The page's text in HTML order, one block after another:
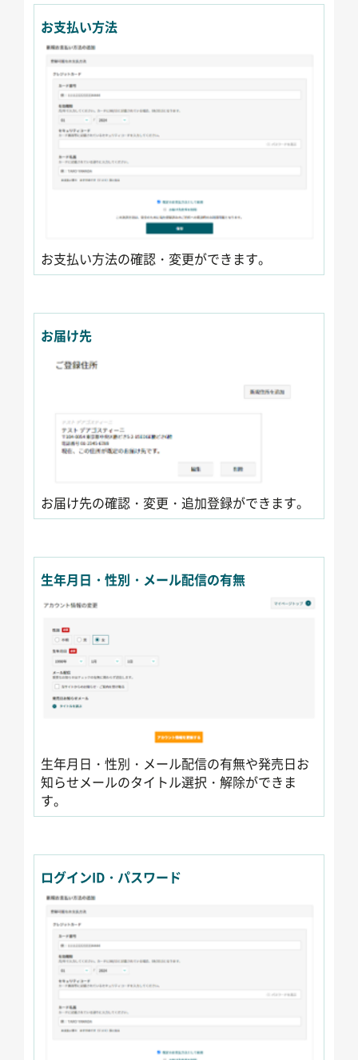
お支払い方法
お支払い方法の確認・変更ができます。
お届け先
お届け先の確認・変更・追加登録ができます。
生年月日・性別・メール配信の有無
生年月日・性別・メール配信の有無や発売日お
知らせメールのタイトル選択・解除ができま
す。
ログインID・パスワード